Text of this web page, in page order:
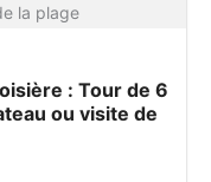
: Tour de 6
ou visite de